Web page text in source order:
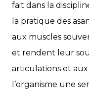
fait dans la
la pratique des
aux muscles
et rendent leur
articulations et
l’organisme une